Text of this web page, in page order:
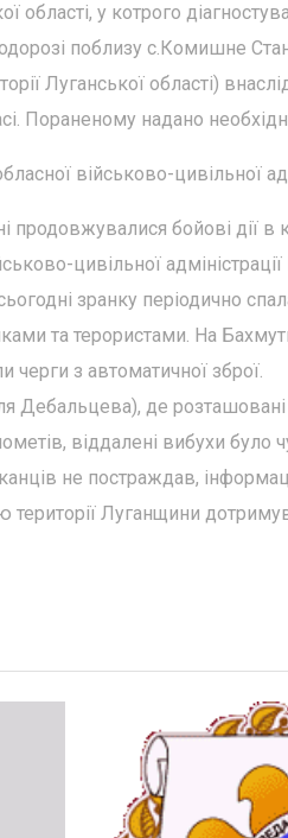
у котрого
поблизу с.Комишне
Луганської області)
Пораненому надано
військово-цивільної
бойові дії в
цивільної
зранку періодично
та терористами. На
черги з автоматичної зброї.
Дебальцева), де розташовані
віддалені вибухи було
не постраждав,
території Луганщини